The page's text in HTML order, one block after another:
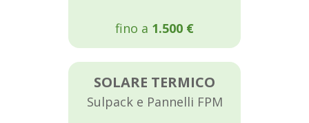
fino a 1.500 €
SOLARE TERMICO
Sulpack e Pannelli FPM